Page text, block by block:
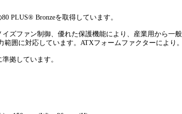
PLUS® Bronzeを取得しています。
ズファン制御、優れた保護機能により、産業用から
囲に対応しています。ATXフォームファクターにより
拠しています。